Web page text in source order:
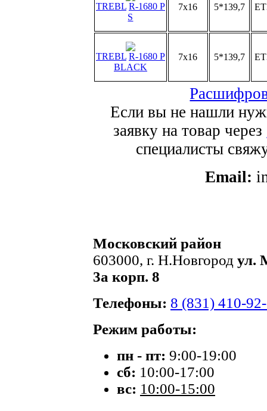
TREBL R-1680 P
S
7x16 5*139,7
TREBL R-1680 P
BLACK
7x16 5*139,7
Если вы не нашли
заявку на товар через
специалисты
Email:
Московский район
603000, г. Н.Новгород ул.
3а корп. 8
Телефоны: 8 (831) 410-
Режим работы:
пн - пт: 9:00-19:00
сб: 10:00-17:00
вс: 10:00-15:00